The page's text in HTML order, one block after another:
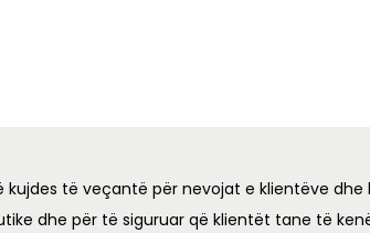
të veçantë për nevojat e klientëve dhe
dhe për të siguruar që klientët tane të